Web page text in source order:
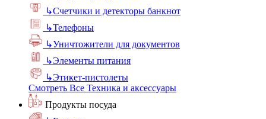
↳Счетчики и детекторы банкнот
↳Телефоны
↳Уничтожители для документов
↳Элементы питания
↳Этикет-пистолеты
Смотреть Все Техника и аксессуары
Продукты посуда